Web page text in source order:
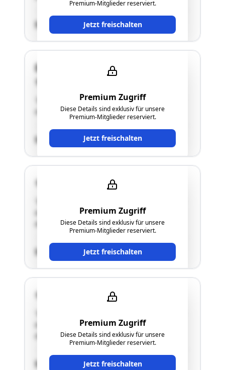
Premium-Mitglieder reserviert.
Jetzt freischalten
SCHÄTZWERT
Premium Zugriff
Diese Details sind exklusiv für unsere
Premium-Mitglieder reserviert.
Jetzt freischalten
Dr. Renner Straße 16a
"Bei der gegenständlichen Liegenschaft handelt
es sich um ein unbebautes Grundstück."
SCHÄTZWERT
Premium Zugriff
Diese Details sind exklusiv für unsere
Premium-Mitglieder reserviert.
Jetzt freischalten
es sich um ein unbebautes Grundstück, welches
als Zufahrt geplant wurde."
SCHÄTZWERT
Premium Zugriff
Diese Details sind exklusiv für unsere
Premium-Mitglieder reserviert.
Jetzt freischalten
es sich um ein unbebautes Grundstück, welches
als Zufahrt geplant wurde."
SCHÄTZWERT